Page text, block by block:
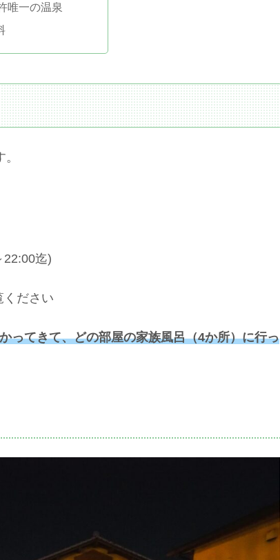
唯一の温泉
迄)
ださい
ってきて、どの部屋の家族風呂（4か所）に行っ